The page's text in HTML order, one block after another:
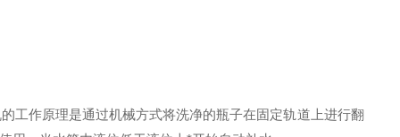
作原理是通过机械方式将洗净的瓶子在固定轨道上进行翻